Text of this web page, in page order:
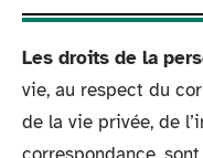
Les droits de la
vie, au respect du
de la vie privée, de